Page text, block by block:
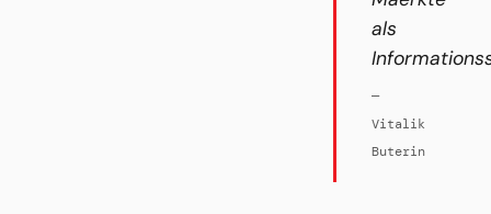
als
—
Vitalik
Buterin